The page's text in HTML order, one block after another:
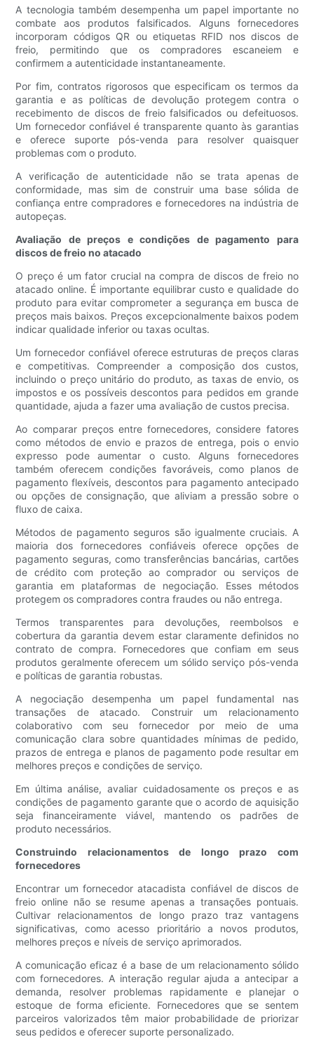
A tecnologia também desempenha um papel importante no
combate aos produtos falsificados. Alguns fornecedores
incorporam códigos QR ou etiquetas RFID nos discos de
freio, permitindo que os compradores escaneiem e
confirmem a autenticidade instantaneamente.
Por fim, contratos rigorosos que especificam os termos da
garantia e as políticas de devolução protegem contra o
recebimento de discos de freio falsificados ou defeituosos.
Um fornecedor confiável é transparente quanto às garantias
e oferece suporte pós-venda para resolver quaisquer
problemas com o produto.
A verificação de autenticidade não se trata apenas de
conformidade, mas sim de construir uma base sólida de
confiança entre compradores e fornecedores na indústria de
autopeças.
Avaliação de preços e condições de pagamento para
discos de freio no atacado
O preço é um fator crucial na compra de discos de freio no
atacado online. É importante equilibrar custo e qualidade do
produto para evitar comprometer a segurança em busca de
preços mais baixos. Preços excepcionalmente baixos podem
indicar qualidade inferior ou taxas ocultas.
Um fornecedor confiável oferece estruturas de preços claras
e competitivas. Compreender a composição dos custos,
incluindo o preço unitário do produto, as taxas de envio, os
impostos e os possíveis descontos para pedidos em grande
quantidade, ajuda a fazer uma avaliação de custos precisa.
Ao comparar preços entre fornecedores, considere fatores
como métodos de envio e prazos de entrega, pois o envio
expresso pode aumentar o custo. Alguns fornecedores
também oferecem condições favoráveis, como planos de
pagamento flexíveis, descontos para pagamento antecipado
ou opções de consignação, que aliviam a pressão sobre o
fluxo de caixa.
Métodos de pagamento seguros são igualmente cruciais. A
maioria dos fornecedores confiáveis ​​oferece opções de
pagamento seguras, como transferências bancárias, cartões
de crédito com proteção ao comprador ou serviços de
garantia em plataformas de negociação. Esses métodos
protegem os compradores contra fraudes ou não entrega.
Termos transparentes para devoluções, reembolsos e
cobertura da garantia devem estar claramente definidos no
contrato de compra. Fornecedores que confiam em seus
produtos geralmente oferecem um sólido serviço pós-venda
e políticas de garantia robustas.
A negociação desempenha um papel fundamental nas
transações de atacado. Construir um relacionamento
colaborativo com seu fornecedor por meio de uma
comunicação clara sobre quantidades mínimas de pedido,
prazos de entrega e planos de pagamento pode resultar em
melhores preços e condições de serviço.
Em última análise, avaliar cuidadosamente os preços e as
condições de pagamento garante que o acordo de aquisição
seja financeiramente viável, mantendo os padrões de
produto necessários.
Construindo relacionamentos de longo prazo com
fornecedores
Encontrar um fornecedor atacadista confiável de discos de
freio online não se resume apenas a transações pontuais.
Cultivar relacionamentos de longo prazo traz vantagens
significativas, como acesso prioritário a novos produtos,
melhores preços e níveis de serviço aprimorados.
A comunicação eficaz é a base de um relacionamento sólido
com fornecedores. A interação regular ajuda a antecipar a
demanda, resolver problemas rapidamente e planejar o
estoque de forma eficiente. Fornecedores que se sentem
parceiros valorizados têm maior probabilidade de priorizar
seus pedidos e oferecer suporte personalizado.